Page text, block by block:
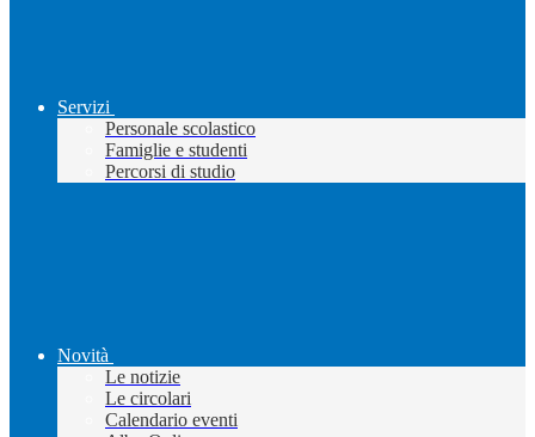
Servizi
Personale scolastico
Famiglie e studenti
Percorsi di studio
Novità
Le notizie
Le circolari
Calendario eventi